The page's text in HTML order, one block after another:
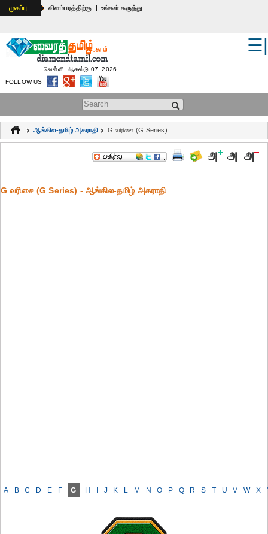
உலகம்
பொதுஅறிவு
கல்வி
ஆன்மிகம்
மருத்துவம்
முகப்பு விளம்பரத்திற்கு | உங்கள் கருத்து
Search form
☰|
வெள்ளி, ஆகஸ்டு 07, 2026
FOLLOW US
ஆங்கில-தமிழ் அகராதி G வரிசை (G Series)
G வரிசை (G Series) - ஆங்கில-தமிழ் அகராதி
A B C D E F G H J K L M N O P Q R S T U V W X